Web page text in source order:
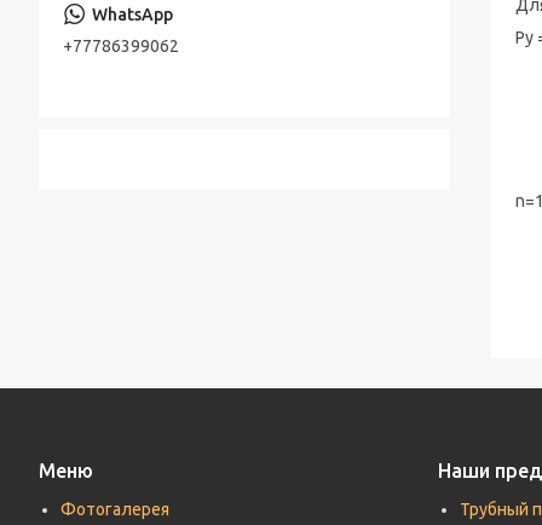
Ру
Т
Стальная лента
Консольно-моноблочные насосы
Шестерённые насосы
+77786399062
Меню
Фотогалерея
Наши
Трубный